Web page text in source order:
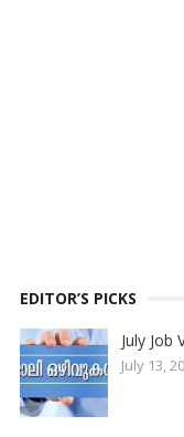
EDITOR’S PICKS
July Job
July 13,